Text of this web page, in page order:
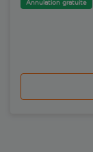
Annulation gratuite